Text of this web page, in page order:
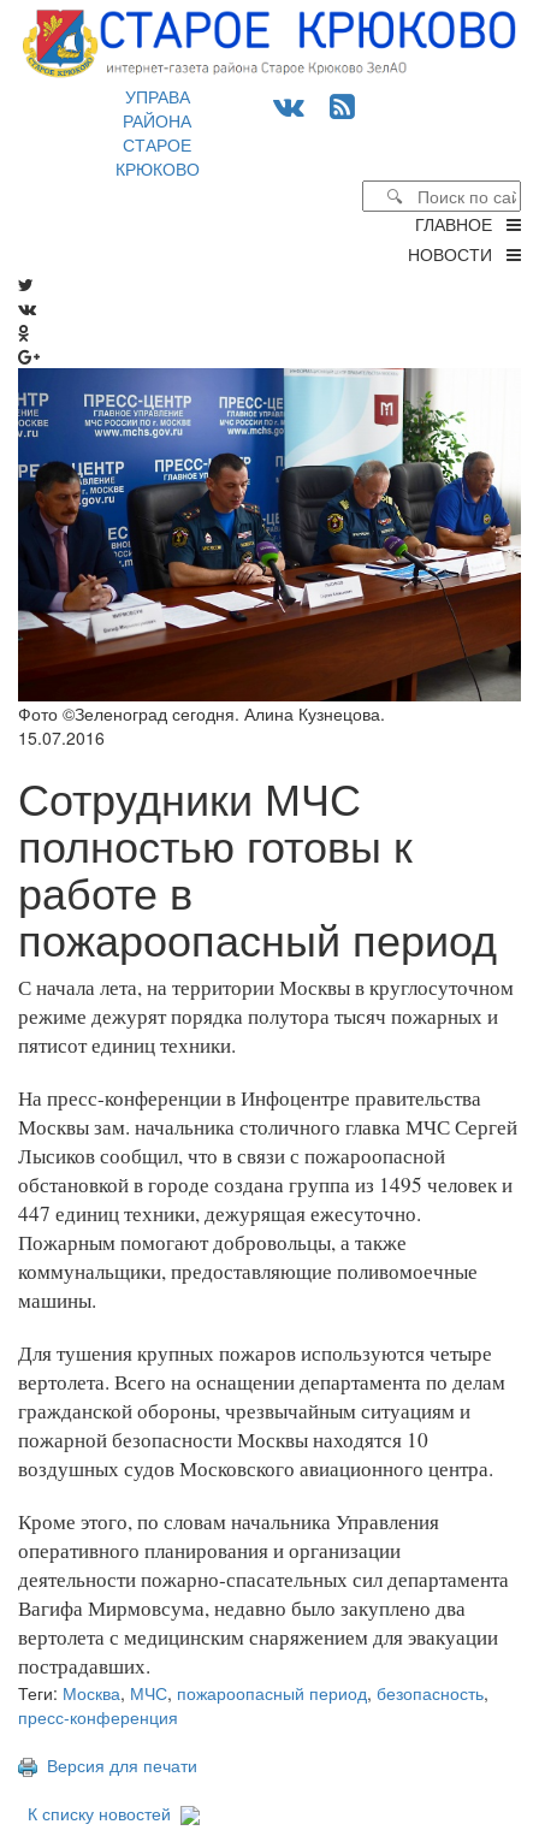
УПРАВА
РАЙОНА
СТАРОЕ
КРЮКОВО
ГЛАВНОЕ
НОВОСТИ
Фото ©Зеленоград сегодня. Алина Кузнецова.
15.07.2016
Сотрудники МЧС
полностью готовы к
работе в
пожароопасный период
С начала лета, на территории Москвы в круглосуточном
режиме дежурят порядка полутора тысяч пожарных и
пятисот единиц техники.
На пресс-конференции в Инфоцентре правительства
Москвы зам. начальника столичного главка МЧС Сергей
Лысиков сообщил, что в связи с пожароопасной
обстановкой в городе создана группа из 1495 человек и
447 единиц техники, дежурящая ежесуточно.
Пожарным помогают добровольцы, а также
коммунальщики, предоставляющие поливомоечные
машины.
Для тушения крупных пожаров используются четыре
вертолета. Всего на оснащении департамента по делам
гражданской обороны, чрезвычайным ситуациям и
пожарной безопасности Москвы находятся 10
воздушных судов Московского авиационного центра.
Кроме этого, по словам начальника Управления
оперативного планирования и организации
деятельности пожарно-спасательных сил департамента
Вагифа Мирмовсума, недавно было закуплено два
вертолета с медицинским снаряжением для эвакуации
пострадавших.
Теги: Москва, МЧС, пожароопасный период, безопасность,
пресс-конференция
Версия для печати
К списку новостей